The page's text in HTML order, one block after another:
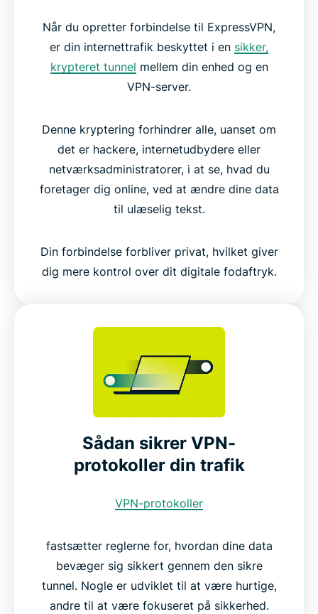
Når du opretter forbindelse til ExpressVPN,
er din internettrafik beskyttet i en sikker,
krypteret tunnel mellem din enhed og en
VPN-server.
Denne kryptering forhindrer alle, uanset om
det er hackere, internetudbydere eller
netværksadministratorer, i at se, hvad du
foretager dig online, ved at ændre dine data
til ulæselig tekst.
Din forbindelse forbliver privat, hvilket giver
dig mere kontrol over dit digitale fodaftryk.
Sådan sikrer VPN-
protokoller din trafik
VPN-protokoller
fastsætter reglerne for, hvordan dine data
bevæger sig sikkert gennem den sikre
tunnel. Nogle er udviklet til at være hurtige,
andre til at være fokuseret på sikkerhed.